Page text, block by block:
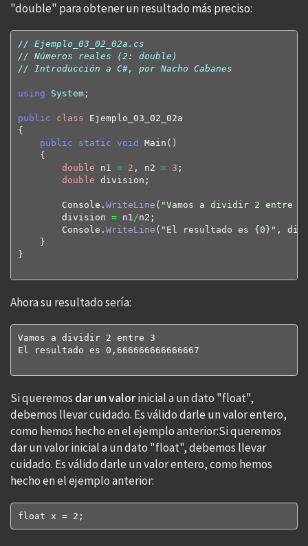
"double" para obtener un resultado más preciso:
// Ejemplo_03_02_02a.cs
// Números reales (2: double)
// Introducción a C#, por Nacho Cabanes
using System;
public class
{
public
static void Main ( )
{
double n1 = 2 , n2 = 3 ;
double division;
        Console.
WriteLine ( "Vamos a dividir 2 entre
        division
= n1 /n2;
        Console.
WriteLine ( "El resultado es {0}" ,
}
}
Ahora su resultado sería:
Vamos a dividir 2 entre 3
El resultado es 0,666666666666667
Si queremos dar un valorinicial a un dato "float",
debemos llevar cuidado. Es válido darle un valor entero,
como hemos hecho en el ejemplo anterior:Si queremos
dar un valor inicial a un dato "float", debemos llevar
cuidado. Es válido darle un valor entero, como hemos
hecho en el ejemplo anterior:
float x = 2;